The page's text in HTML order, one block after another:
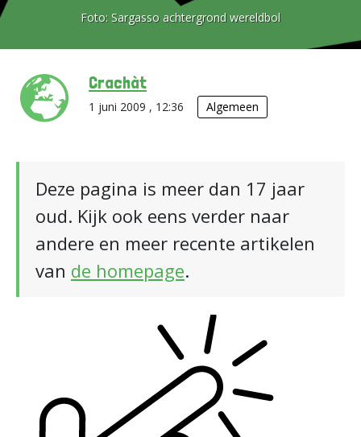
Foto: Sargasso achtergrond wereldbol
Crachàt
1 juni 2009 , 12:36 Algemeen
Deze pagina is meer dan 17 jaar
oud. Kijk ook eens verder naar
andere en meer recente artikelen
van de homepage.